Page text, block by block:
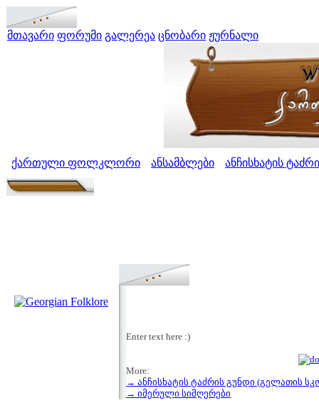
მთავარი ფორუმი გალერეა ცნობარი ჟურნალი
ქართული ფოლკლორი ანსამბლები ანჩისხატის
Enter text here :)
More:
→ ანჩისხატის ტაძრის გუნდი (გელათის
→ იმერული სიმღერები